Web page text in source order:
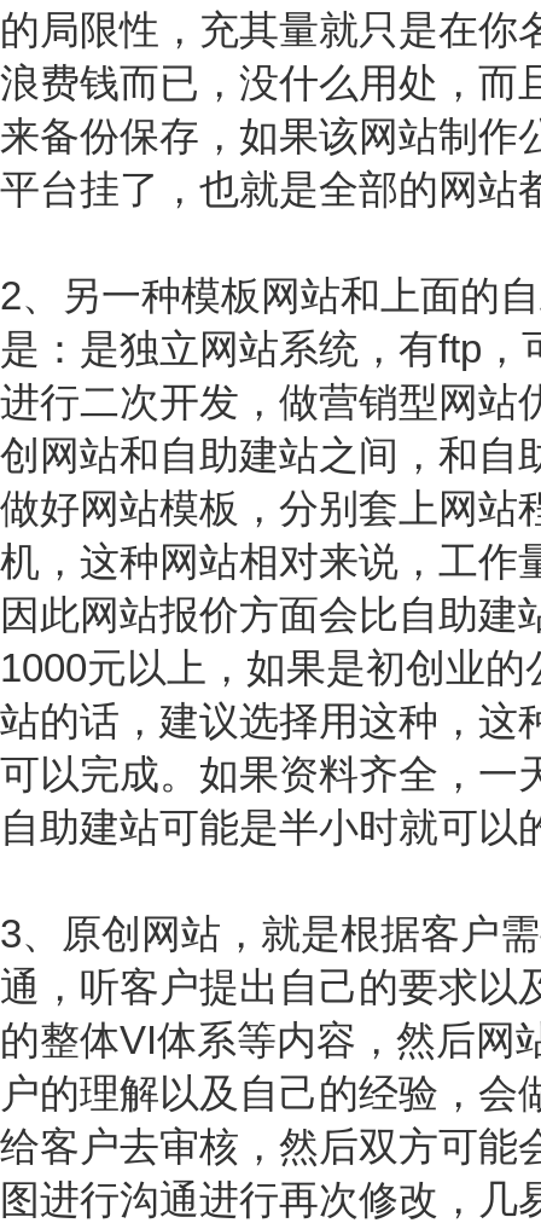
的局限性，充其量就只是在你
浪费钱而已，没什么用处，而
来备份保存，如果该网站制作
平台挂了，也就是全部的网站
2、另一种模板网站和上面的
是：是独立网站系统，有ftp
进行二次开发，做营销型网站
创网站和自助建站之间，和自
做好网站模板，分别套上网站
机，这种网站相对来说，工作
因此网站报价方面会比自助建
1000元以上，如果是初创业
站的话，建议选择用这种，这
可以完成。如果资料齐全，一
自助建站可能是半小时就可以
3、原创网站，就是根据客户
通，听客户提出自己的要求以
的整体VI体系等内容，然后网
户的理解以及自己的经验，会
给客户去审核，然后双方可能
图进行沟通进行再次修改，几